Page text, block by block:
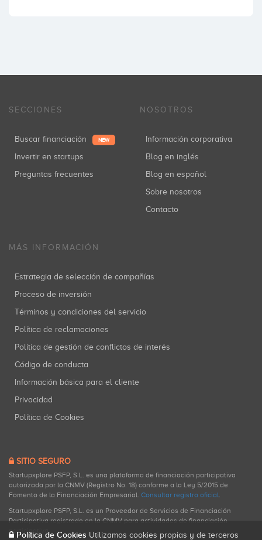
SECCIONES
Buscar financiación NEW
Invertir en startups
Preguntas frecuentes
NOSOTROS
Información corporativa
Blog en inglés
Blog en español
Sobre nosotros
Contacto
MÁS INFORMACIÓN
Estrategia de selección de compañías
Proceso de inversión
Términos y condiciones del servicio
Política de reclamaciones
Política de gestión de conflictos de interés
Código de conducta
Información básica para el cliente
Privacidad
Política de Cookies
SITIO SEGURO
Startupxplore PSFP, S.L. es una plataforma de financiación participativa
autorizada por la CNMV (Registro No. 18) conforme a la Ley 5/2015 de
Fomento de la Financiación Empresarial. Consultar registro oficial.
Startupxplore PSFP, S.L. es un Proveedor de Servicios de Financiación
Participativa registrado en la CNMV para actividades de financiación
participativa.
Política de Cookies Utilizamos cookies propias y de terceros